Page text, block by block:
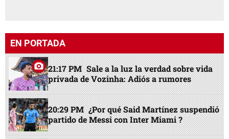
EN PORTADA
21:17 PM Sale a la luz la verdad sobre vida
privada de Vozinha: Adiós a rumores
20:29 PM ¿Por qué Said Martínez suspendió
partido de Messi con Inter Miami ?